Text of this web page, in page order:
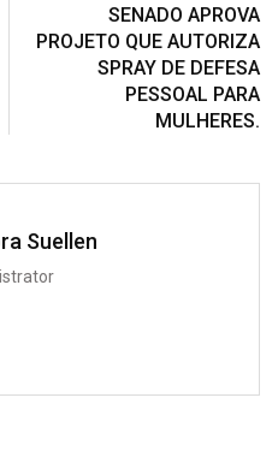
SENADO APROVA
PROJETO QUE AUTORIZA
SPRAY DE DEFESA
PESSOAL PARA
MULHERES.
Suellen